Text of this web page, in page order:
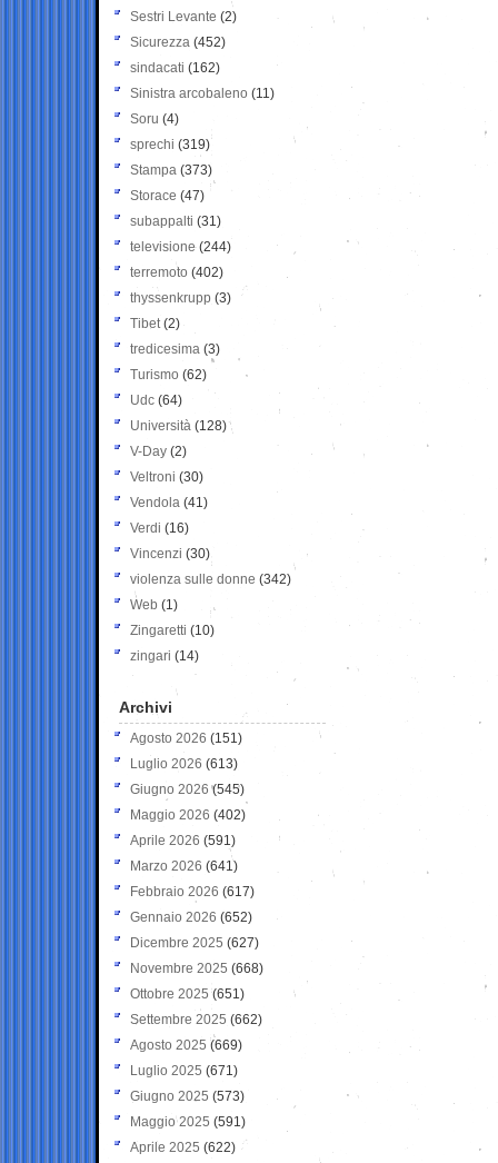
Sestri Levante (2)
Sicurezza (452)
sindacati (162)
Sinistra arcobaleno (11)
Soru (4)
sprechi (319)
Stampa (373)
Storace (47)
subappalti (31)
televisione(244)
terremoto (402)
thyssenkrupp (3)
Tibet(2)
tredicesima (3)
Turismo (62)
Udc (64)
Università (128)
V-Day (2)
Veltroni (30)
Vendola (41)
Verdi (16)
Vincenzi (30)
violenza sulle donne (342)
Web (1)
Zingaretti (10)
zingari (14)
Archivi
Agosto 2026 (151)
Luglio 2026 (613)
Giugno 2026 (545)
Maggio 2026 (402)
Aprile 2026 (591)
Marzo 2026 (641)
Febbraio 2026 (617)
Gennaio 2026 (652)
Dicembre 2025 (627)
Novembre 2025 (668)
Ottobre 2025 (651)
Settembre 2025 (662)
Agosto 2025 (669)
Luglio 2025 (671)
Giugno 2025 (573)
Maggio 2025 (591)
Aprile 2025 (622)